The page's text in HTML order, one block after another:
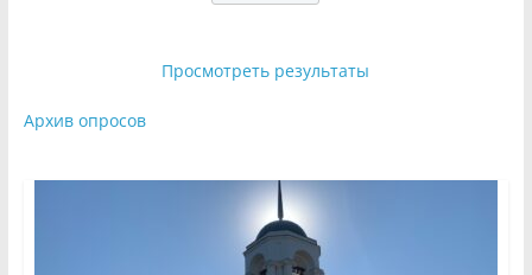
Просмотреть результаты
Архив опросов